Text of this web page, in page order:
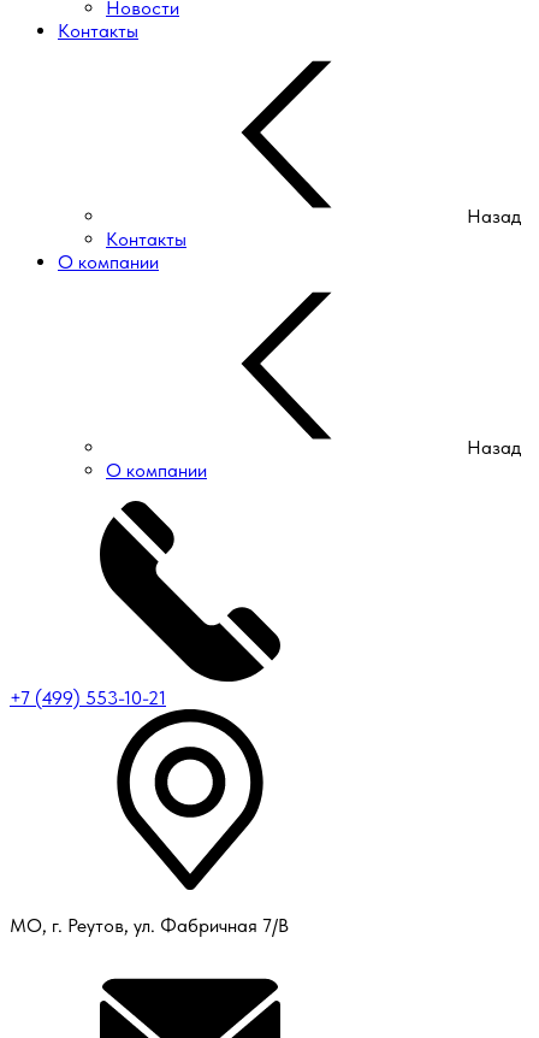
Новости
Контакты
Назад
Контакты
О компании
Назад
О компании
+7 (499) 553-10-21
МО, г. Реутов, ул. Фабричная 7/В